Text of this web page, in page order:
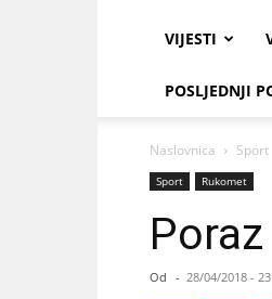
VIJESTI
POSLJEDNJI
Naslovnica Sport
Sport Rukomet
Od - 28/04/2018 -